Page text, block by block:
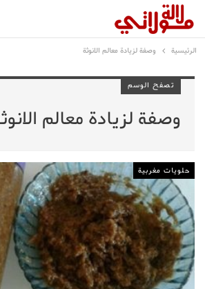
الرئيسية وصفة لزيادة معالم الانوثة
تصفح الوسم
وصفة لزيادة معالم
حلويات مغربية